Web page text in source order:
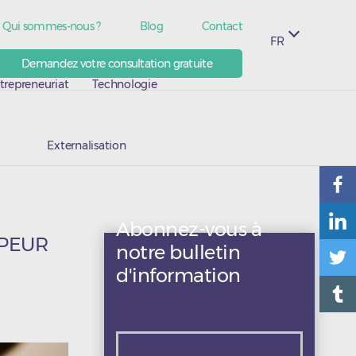
Qui sommes-nous ? Blog Contact
Demandez votre consultation gratuite
FR
Technologie
Externalisation
Abonnez-vous à
notre bulletin
d'information